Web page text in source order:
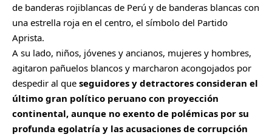
de banderas rojiblancas de Perú y de banderas blancas con
una estrella roja en el centro, el símbolo del Partido
Aprista.
A su lado, niños, jóvenes y ancianos, mujeres y hombres,
agitaron pañuelos blancos y marcharon acongojados por
despedir al que seguidores y detractores consideran el
último gran político peruano con proyección
continental, aunque no exento de polémicas por su
profunda egolatría y las acusaciones de corrupción